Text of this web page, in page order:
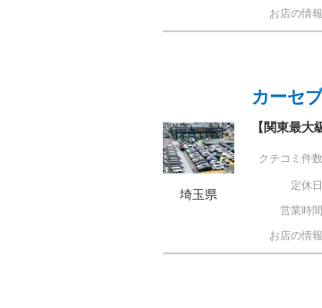
お店の情報
埼玉県
カーセ
【関東最
クチコミ件数
定休日
営業時間
お店の情報